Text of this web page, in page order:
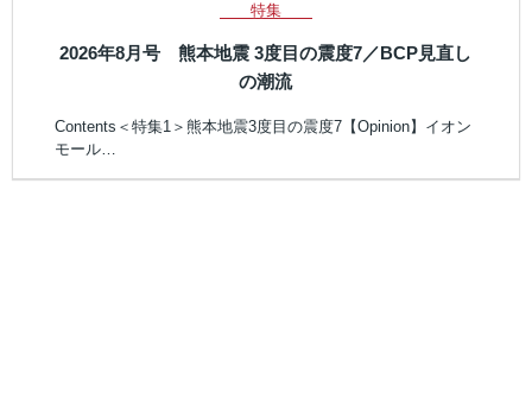
特集
2026年8月号 熊本地震 3度目の震度7／BCP見直し
の潮流
Contents＜特集1＞熊本地震3度目の震度7【Opinion】イオン
モール…